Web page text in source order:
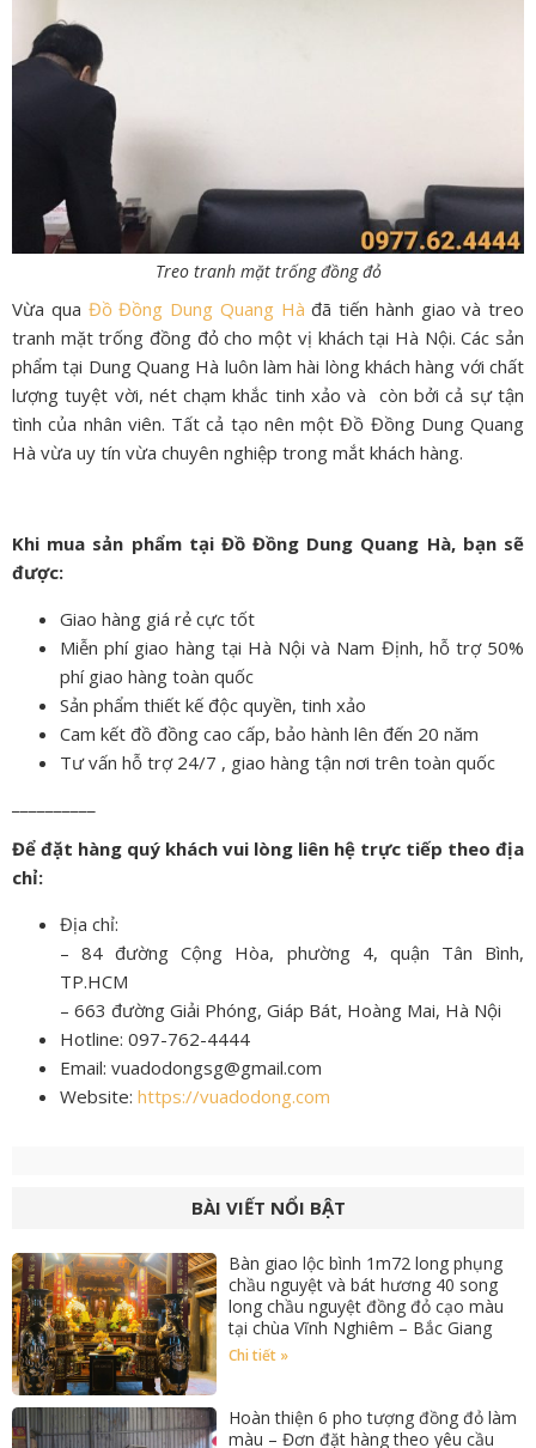
Treo tranh mặt trống đồng đỏ
Vừa qua Đồ Đồng Dung Quang Hà đã tiến hành giao và treo
tranh mặt trống đồng đỏ cho một vị khách tại Hà Nội. Các sản
phẩm tại Dung Quang Hà luôn làm hài lòng khách hàng với chất
lượng tuyệt vời, nét chạm khắc tinh xảo và còn bởi cả sự tận
tình của nhân viên. Tất cả tạo nên một Đồ Đồng Dung Quang
Hà vừa uy tín vừa chuyên nghiệp trong mắt khách hàng.
Khi mua sản phẩm tại Đồ Đồng Dung Quang Hà, bạn sẽ
được:
Giao hàng giá rẻ cực tốt
Miễn phí giao hàng tại Hà Nội và Nam Định, hỗ trợ 50%
phí giao hàng toàn quốc
Sản phẩm thiết kế độc quyền, tinh xảo
Cam kết đồ đồng cao cấp, bảo hành lên đến 20 năm
Tư vấn hỗ trợ 24/7 , giao hàng tận nơi trên toàn quốc
Để đặt hàng quý khách vui lòng liên hệ trực tiếp theo địa
chỉ:
Địa chỉ:
– 84 đường Cộng Hòa, phường 4, quận Tân Bình,
TP.HCM
– 663 đường Giải Phóng, Giáp Bát, Hoàng Mai, Hà Nội
Hotline: 097-762-4444
Email: vuadodongsg@gmail.com
Website: https://vuadodong.com
BÀI VIẾT NỔI BẬT
Bàn giao lộc bình 1m72 long phụng
chầu nguyệt và bát hương 40 song
long chầu nguyệt đồng đỏ cạo màu
tại chùa Vĩnh Nghiêm – Bắc Giang
Chi tiết »
Hoàn thiện 6 pho tượng đồng đỏ làm
màu – Đơn đặt hàng theo yêu cầu